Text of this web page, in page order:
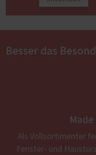
Besser das
Als Vollsortimenter
Fenster- und